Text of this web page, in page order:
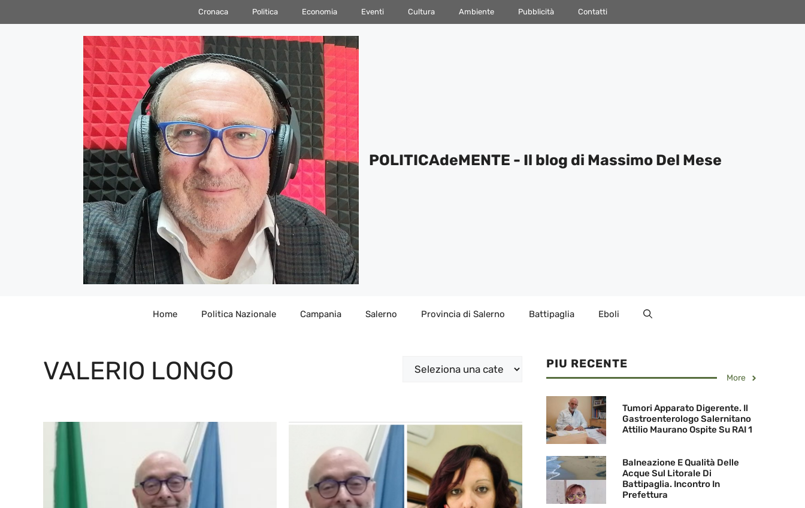
al
Cronaca Politica Economia Eventi Cultura Ambiente Pubblicità Contatti
POLITICAdeMENTE - Il blog di Massimo Del Mese
Home Politica Nazionale Campania Salerno Provincia di Salerno Battipaglia Eboli
VALERIO LONGO Categorie PIU RECENTE
More
Tumori Apparato Digerente. Il
Gastroenterologo Salernitano
Attilio Maurano Ospite Su RAI 1
Balneazione E Qualità Delle
Acque Sul Litorale Di
Battipaglia. Incontro In
Prefettura